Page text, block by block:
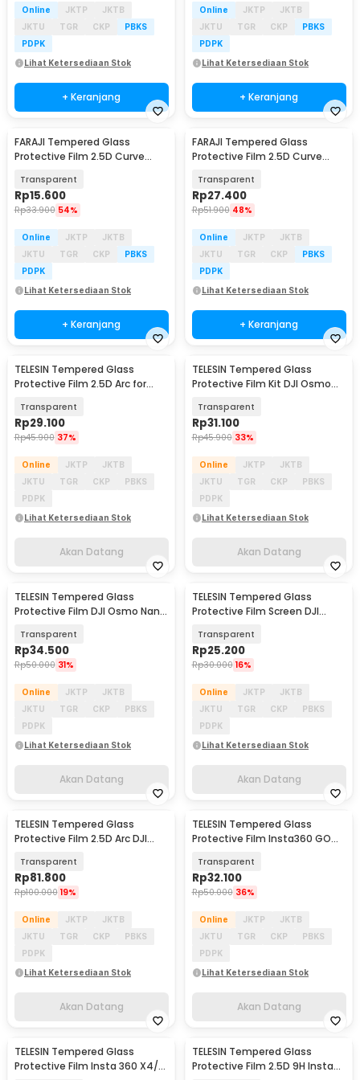
Online JKTP
JKTB
JKTU
TGR CKP
PBKS
PDPK
Lihat Ketersediaan Stok
+ Keranjang
Online JKTP
JKTB
JKTU
TGR CKP
PBKS
PDPK
Lihat Ketersediaan Stok
+ Keranjang
FARAJI Tempered Glass
Protective Film 2.5D Curve
Transparent
Rp15.600
Rp33.900 54%
Online JKTP
JKTB
JKTU
TGR CKP
PBKS
PDPK
Lihat Ketersediaan Stok
+ Keranjang
FARAJI Tempered Glass
Protective Film 2.5D Curve
Transparent
Rp27.400
Rp51.900 48%
Online JKTP
JKTB
JKTU
TGR CKP
PBKS
PDPK
Lihat Ketersediaan Stok
+ Keranjang
Akan Datang
TELESIN Tempered Glass
Protective Film 2.5D Arc for
TGP
Transparent
Rp29.100
Rp45.900 37%
Online JKTP
JKTB
JKTU
TGR CKP
PBKS
PDPK
Lihat Ketersediaan Stok
Akan Datang
Akan Datang
TELESIN Tempered Glass
Protective Film Kit DJI Osmo
Transparent
Rp31.100
Rp45.900 33%
Online JKTP
JKTB
JKTU
TGR CKP
PBKS
PDPK
Lihat Ketersediaan Stok
Akan Datang
Akan Datang
TELESIN Tempered Glass
Protective Film DJI Osmo Nano
Transparent
Rp34.500
Rp50.000 31%
Online JKTP
JKTB
JKTU
TGR CKP
PBKS
PDPK
Lihat Ketersediaan Stok
Akan Datang
Akan Datang
TELESIN Tempered Glass
Protective Film Screen DJI
TDJ
Transparent
Rp25.200
Rp30.000 16%
Online JKTP
JKTB
JKTU
TGR CKP
PBKS
PDPK
Lihat Ketersediaan Stok
Akan Datang
Akan Datang
TELESIN Tempered Glass
Protective Film 2.5D Arc DJI
TDJ
Transparent
Rp81.800
Rp100.000 19%
Online JKTP
JKTB
JKTU
TGR CKP
PBKS
PDPK
Lihat Ketersediaan Stok
Akan Datang
Akan Datang
TELESIN Tempered Glass
Protective Film Insta360 GO
Transparent
Rp32.100
Rp50.000 36%
Online JKTP
JKTB
JKTU
TGR CKP
PBKS
PDPK
Lihat Ketersediaan Stok
Akan Datang
Akan Datang
TELESIN Tempered Glass
Protective Film Insta 360 X4/
Akan Datang
TELESIN Tempered Glass
Protective Film 2.5D 9H Insta